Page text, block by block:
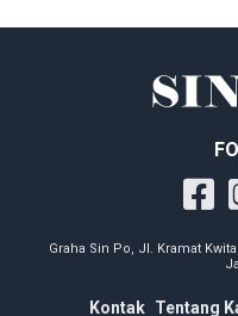
Graha Sin Po, Jl. Kramat
Kontak Tentang